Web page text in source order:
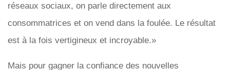
réseaux sociaux, on parle directement aux
consommatrices et on vend dans la foulée. Le résultat
est à la fois vertigineux et incroyable.»
Mais pour gagner la confiance des nouvelles